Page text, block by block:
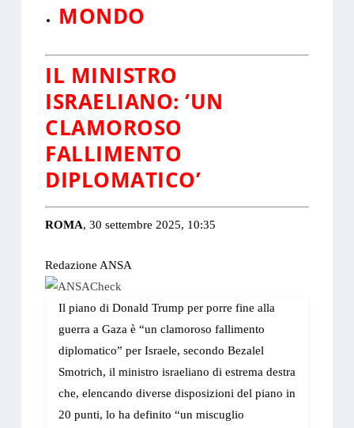
MONDO
IL MINISTRO
ISRAELIANO: ‘UN
CLAMOROSO
FALLIMENTO
DIPLOMATICO’
ROMA, 30 settembre 2025, 10:35
Redazione ANSA
Il piano di Donald Trump per porre fine alla
guerra a Gaza è “un clamoroso fallimento
diplomatico” per Israele, secondo Bezalel
Smotrich, il ministro israeliano di estrema destra
che, elencando diverse disposizioni del piano in
20 punti, lo ha definito “un miscuglio